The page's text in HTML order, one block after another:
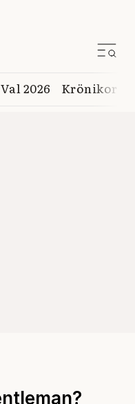
Val 2026 Krönikor